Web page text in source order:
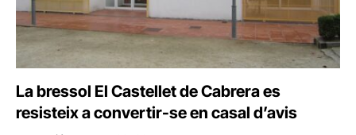
La bressol El Castellet de Cabrera es
resisteix a convertir-se en casal d’avis